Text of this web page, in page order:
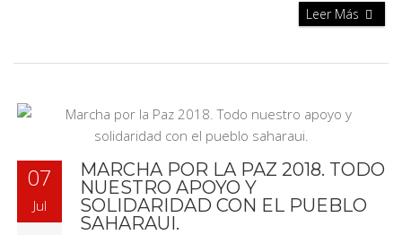
Leer Más
07
Jul
MARCHA POR LA PAZ 2018. TODO
NUESTRO APOYO Y
SOLIDARIDAD CON EL PUEBLO
SAHARAUI.